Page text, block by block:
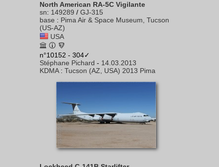
North American RA-5C Vigilante
sn: 149289 / GJ-315
base : Pima Air & Space Museum, Tucson
(US-AZ)
USA
n°10152 - 304✓
Stéphane Pichard - 14.03.2013
KDMA: Tucson (AZ, USA) 2013 Pima